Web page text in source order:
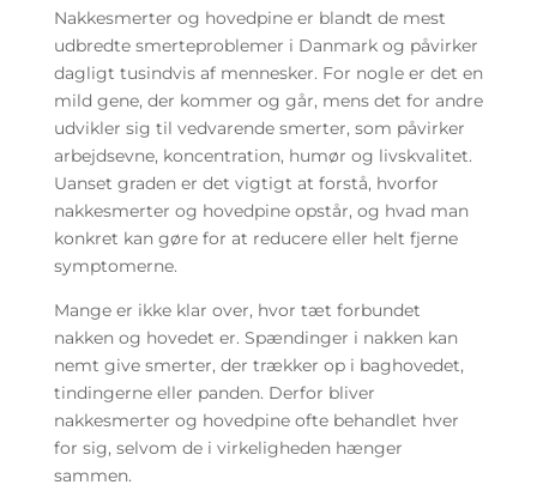
Nakkesmerter og hovedpine er blandt de mest
udbredte smerteproblemer i Danmark og påvirker
dagligt tusindvis af mennesker. For nogle er det en
mild gene, der kommer og går, mens det for andre
udvikler sig til vedvarende smerter, som påvirker
arbejdsevne, koncentration, humør og livskvalitet.
Uanset graden er det vigtigt at forstå, hvorfor
nakkesmerter og hovedpine opstår, og hvad man
konkret kan gøre for at reducere eller helt fjerne
symptomerne.
Mange er ikke klar over, hvor tæt forbundet
nakken og hovedet er. Spændinger i nakken kan
nemt give smerter, der trækker op i baghovedet,
tindingerne eller panden. Derfor bliver
nakkesmerter og hovedpine ofte behandlet hver
for sig, selvom de i virkeligheden hænger
sammen.